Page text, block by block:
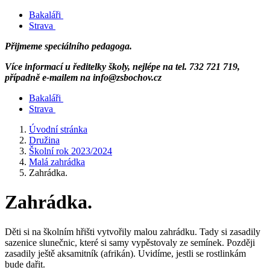
Bakaláři
Strava
Přijmeme speciálního pedagoga.
Více informací u ředitelky školy, nejlépe na tel. 732 721 719,
případně e-mailem na info@zsbochov.cz
Bakaláři
Strava
Úvodní stránka
Družina
Školní rok 2023/2024
Malá zahrádka
Zahrádka.
Zahrádka.
Děti si na školním hřišti vytvořily malou zahrádku. Tady si zasadily
sazenice slunečnic, které si samy vypěstovaly ze semínek. Později
zasadily ještě aksamitník (afrikán). Uvidíme, jestli se rostlinkám
bude dařit.